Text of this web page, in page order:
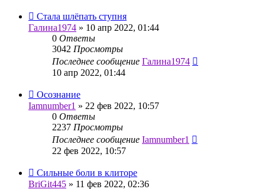
Стала шлёпать ступня
Галина1974 » 10 апр 2022, 01:44
0 Ответы
3042 Просмотры
Последнее сообщение Галина1974
10 апр 2022, 01:44
Осознание
Iamnumber1 » 22 фев 2022, 10:57
0 Ответы
2237 Просмотры
Последнее сообщение Iamnumber1
22 фев 2022, 10:57
Сильные боли в клиторе
BriGit445 » 11 фев 2022, 02:36